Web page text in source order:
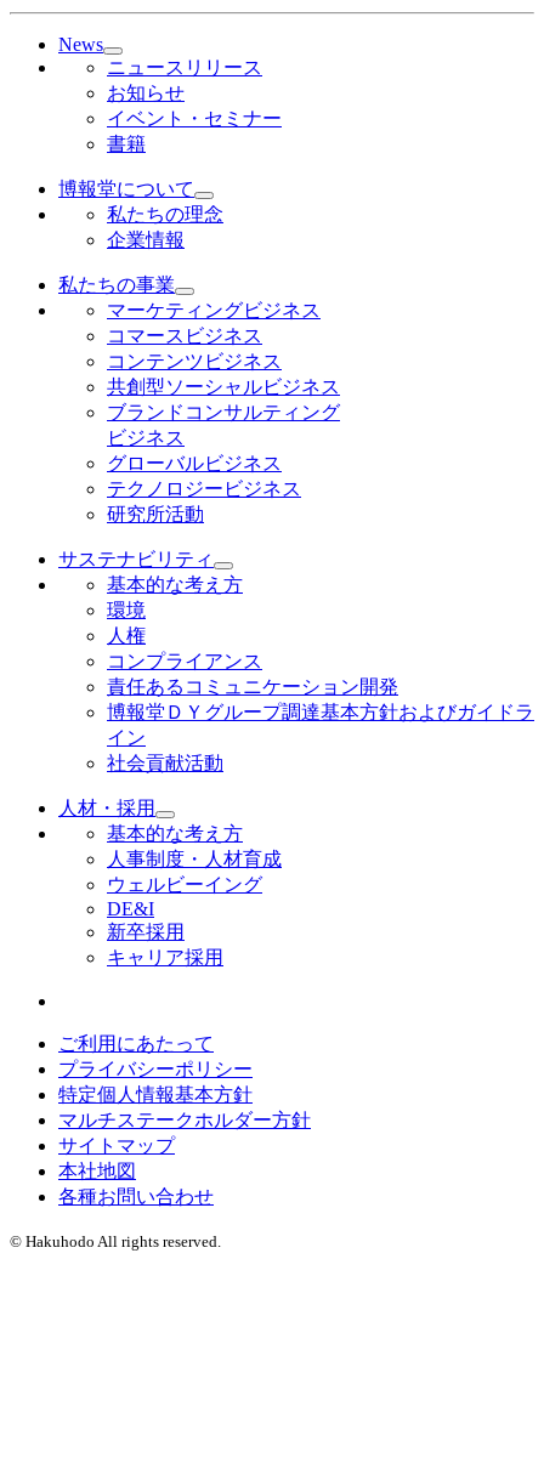
News
ニュースリリース
お知らせ
イベント・セミナー
書籍
博報堂について
私たちの理念
企業情報
私たちの事業
マーケティングビジネス
コマースビジネス
コンテンツビジネス
共創型ソーシャルビジネス
ブランドコンサルティング
ビジネス
グローバルビジネス
テクノロジービジネス
研究所活動
サステナビリティ
基本的な考え方
環境
人権
コンプライアンス
責任あるコミュニケーション開発
博報堂ＤＹグループ調達基本方針およびガイドラ
イン
社会貢献活動
人材・採用
基本的な考え方
人事制度・人材育成
ウェルビーイング
DE&I
新卒採用
キャリア採用
ご利用にあたって
プライバシーポリシー
特定個人情報基本方針
マルチステークホルダー方針
サイトマップ
本社地図
各種お問い合わせ
© Hakuhodo All rights reserved.